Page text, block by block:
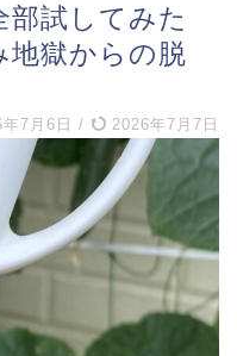
部試してみた
地獄からの脱
7月6日 / 2026年7月7日